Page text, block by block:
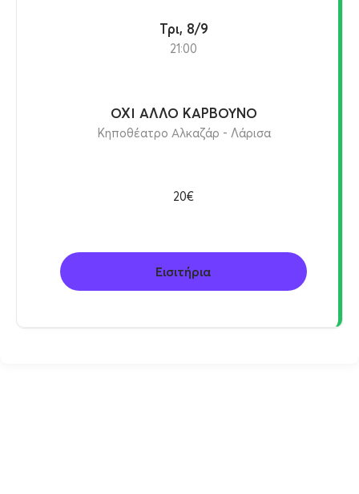
Τρι, 8/9
21:00
ΟΧΙ ΑΛΛΟ ΚΑΡΒΟΥΝΟ
Κηποθέατρο Αλκαζάρ - Λάρισα
20€
Εισιτήρια